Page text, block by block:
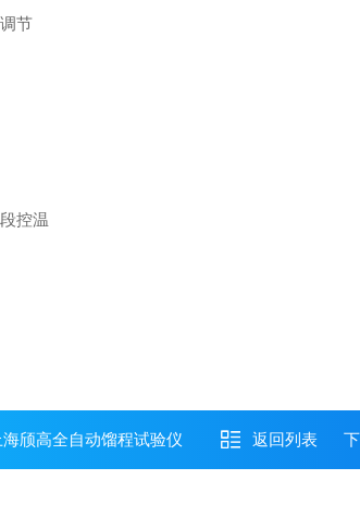
自动调节
控温
颀高全自动馏程试验仪 返回列表